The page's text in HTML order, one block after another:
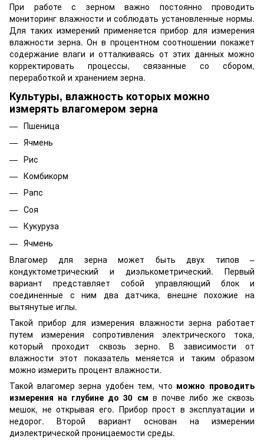
При работе с зерном важно постоянно проводить
мониторинг влажности и соблюдать установленные нормы.
Для таких измерений применяется прибор для измерения
влажности зерна. Он в процентном соотношении покажет
содержание влаги и отталкиваясь от этих данных можно
корректировать процессы, связанные со сбором,
переработкой и хранением зерна.
Культуры, влажность которых можно
измерять влагомером зерна
Пшеница
Ячмень
Рис
Комбикорм
Рапс
Соя
Кукуруза
Ячмень
Влагомер для зерна может быть двух типов –
кондуктометрический и диэлькометрический. Первый
вариант представляет собой управляющий блок и
соединенные с ним два датчика, внешне похожие на
вытянутые иглы.
Такой прибор для измерения влажности зерна работает
путем измерения сопротивления электрического тока,
который проходит сквозь зерно. В зависимости от
влажности этот показатель меняется и таким образом
можно измерить процент влажности.
Такой влагомер зерна удобен тем, что можно проводить
измерения на глубине до 30 см в почве либо же сквозь
мешок, не открывая его. Прибор прост в эксплуатации и
недорог. Второй вариант основан на измерении
диэлектрической проницаемости среды.